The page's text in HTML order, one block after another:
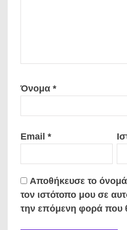
Όνομα *
Email *
Αποθήκευσε το
τον ιστότοπο μου σε
την επόμενη φορά που